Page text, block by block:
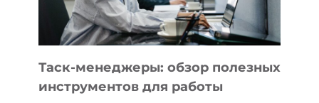
МОЖНО
ПОРУЧИТЬ
УЖЕ
СЕГОДНЯ
Таск-менеджеры: обзор полезных
инструментов для работы